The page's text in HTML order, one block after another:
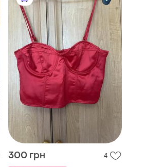
300 грн
4